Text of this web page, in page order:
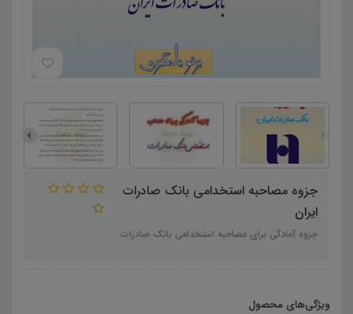
جزوه مصاحبه استخدامی بانک صادرات
ایران
جزوه آمادگی برای مصاحبه استخدامی بانک صادرات
ویژگی‌های محصول